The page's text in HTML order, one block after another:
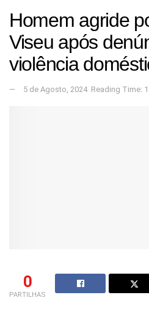
Homem agride
Viseu após
violência
5 de Agosto, 2024 Reading Time:
0
PARTILHAS